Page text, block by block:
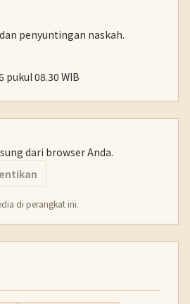
penyuntingan naskah.
pukul 08.30 WIB
dari browser Anda.
di perangkat ini.